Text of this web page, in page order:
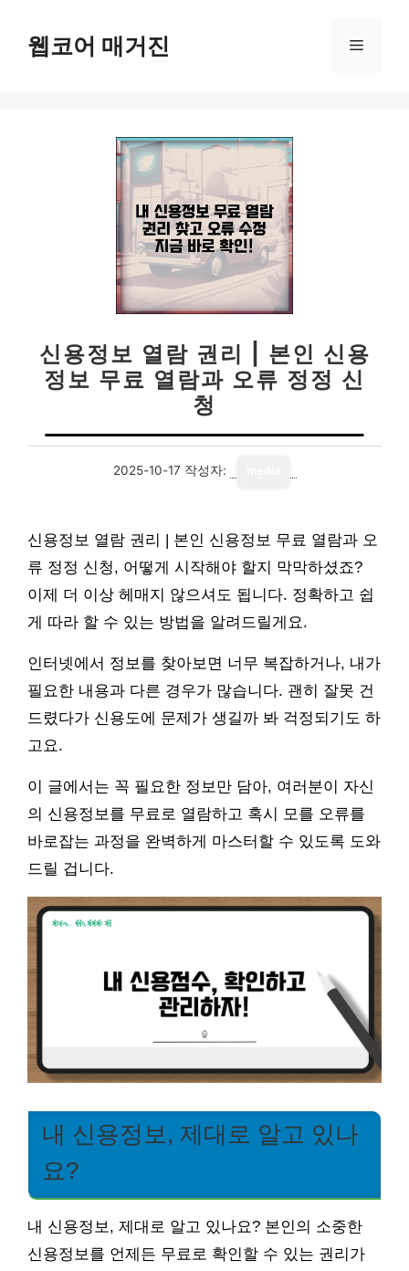
웹코어 매거진 메
신용정보 열람 권리 | 본인 신용
정보 무료 열람과 오류 정정 신
청
2025-10-17 작성자:
신용정보 열람 권리 | 본인 신용정보 무료 열람과 오
류 정정 신청, 어떻게 시작해야 할지 막막하셨죠?
이제 더 이상 헤매지 않으셔도 됩니다. 정확하고 쉽
게 따라 할 수 있는 방법을 알려드릴게요.
인터넷에서 정보를 찾아보면 너무 복잡하거나, 내가
필요한 내용과 다른 경우가 많습니다. 괜히 잘못 건
드렸다가 신용도에 문제가 생길까 봐 걱정되기도 하
고요.
이 글에서는 꼭 필요한 정보만 담아, 여러분이 자신
의 신용정보를 무료로 열람하고 혹시 모를 오류를
바로잡는 과정을 완벽하게 마스터할 수 있도록 도와
드릴 겁니다.
내 신용정보, 제대로 알고 있나
요?
내 신용정보, 제대로 알고 있나요? 본인의 소중한
신용정보를 언제든 무료로 확인할 수 있는 권리가